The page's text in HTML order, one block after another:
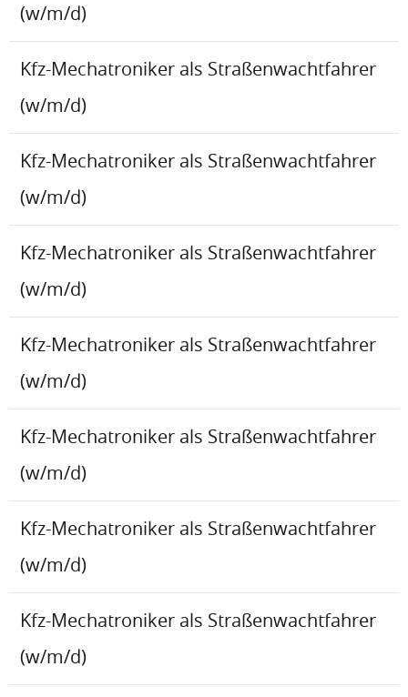
(w/m/d)
Kfz-Mechatroniker als Straßenwachtfahrer
(w/m/d)
Kfz-Mechatroniker als Straßenwachtfahrer
(w/m/d)
Kfz-Mechatroniker als Straßenwachtfahrer
(w/m/d)
Kfz-Mechatroniker als Straßenwachtfahrer
(w/m/d)
Kfz-Mechatroniker als Straßenwachtfahrer
(w/m/d)
Kfz-Mechatroniker als Straßenwachtfahrer
(w/m/d)
Kfz-Mechatroniker als Straßenwachtfahrer
(w/m/d)